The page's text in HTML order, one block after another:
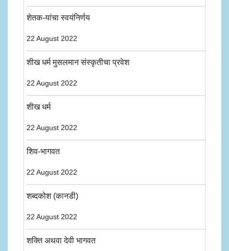
शेतक-यांचा स्वयंनिर्णय
22 August 2022
शीख धर्म मुसलमान संस्कृतीचा प्रवेश
22 August 2022
शीख धर्म
22 August 2022
शिव-भागवत
22 August 2022
शब्दकोश (कानडी)
22 August 2022
शक्ति अथवा देवी भागवत